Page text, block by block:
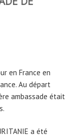
en France en
Au départ
ambassade était
a été